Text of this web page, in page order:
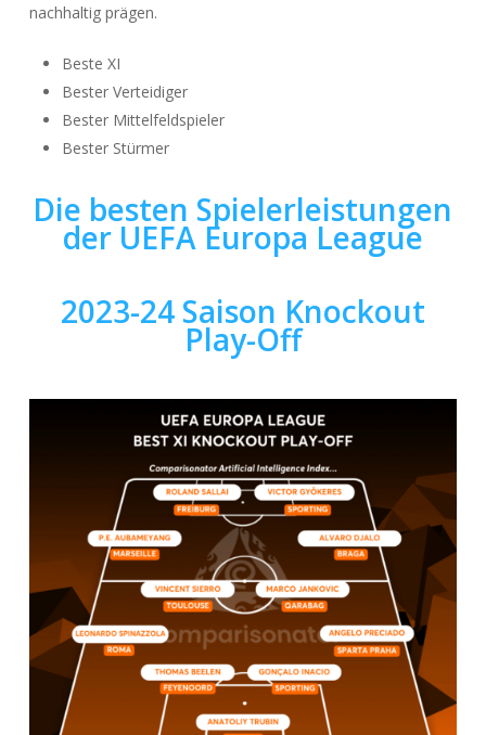
nachhaltig prägen.
Beste XI
Bester Verteidiger
Bester Mittelfeldspieler
Bester Stürmer
Die besten Spielerleistungen
der UEFA Europa League
2023-24 Saison Knockout
Play-Off